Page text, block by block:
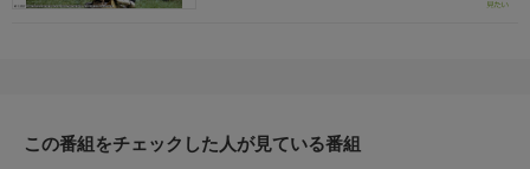
この番組をチェックした人が見ている番組